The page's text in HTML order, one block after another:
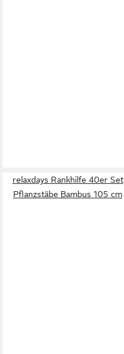
relaxdays Rankhilfe 40er Set
Pflanzstäbe Bambus 105 cm